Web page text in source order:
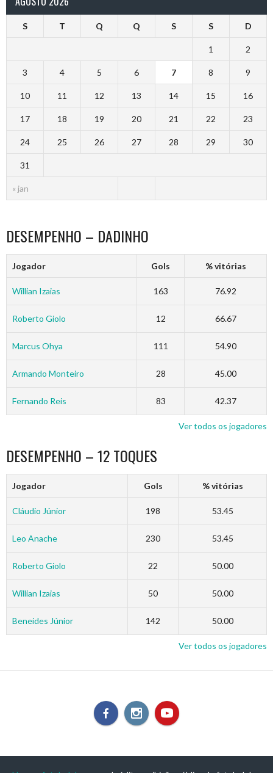
S T Q Q S S D
« jan
1 2
3 4 5 6 7 8 9
10 11 12 13 14 15 16
17 18 19 20 21 22 23
24 25 26 27 28 29 30
31
DESEMPENHO – DADINHO
Jogador Gols % vitórias
Willian Izaias 163 76.92
Roberto Giolo 12 66.67
Marcus Ohya 111 54.90
Armando Monteiro 28 45.00
Fernando Reis 83 42.37
Ver todos os jogadores
DESEMPENHO – 12 TOQUES
Jogador Gols % vitórias
Cláudio Júnior 198 53.45
Leo Anache 230 53.45
Roberto Giolo 22 50.00
Willian Izaias 50 50.00
Beneides Júnior 142 50.00
Ver todos os jogadores